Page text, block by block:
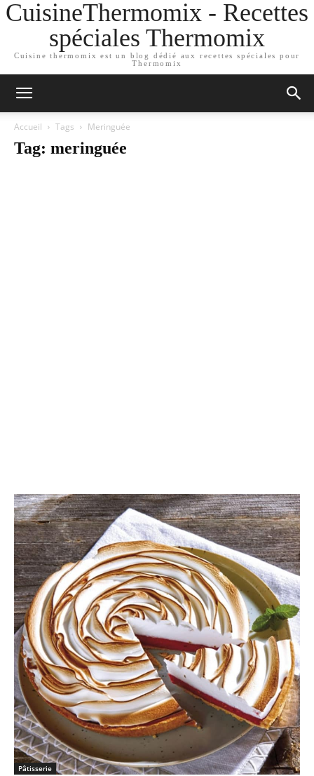
CuisineThermomix - Recettes
spéciales Thermomix
Cuisine thermomix est un blog dédié aux recettes spéciales pour
Thermomix
Accueil Tags Meringuée
Tag: meringuée
Pâtisserie